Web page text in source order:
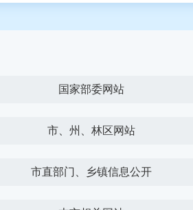
国家部委网站
市、州、林区网站
市直部门、乡镇信息公开